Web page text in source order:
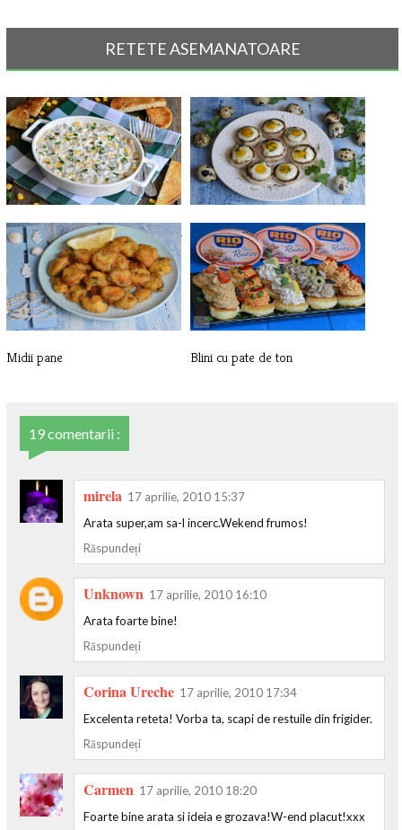
RETETE ASEMANATOARE
Salata cu piept de pui, porumb si
m[...]
Ciuperci umplute cu oua de
prepelit[...]
Midii pane Blini cu pate de ton
19 comentarii :
mirela 17 aprilie, 2010 15:37
Arata super,am sa-l incerc.Wekend frumos!
Răspundeți
Unknown 17 aprilie, 2010 16:10
Arata foarte bine!
Răspundeți
Corina Ureche 17 aprilie, 2010 17:34
Excelenta reteta! Vorba ta, scapi de restuile din frigider.
Răspundeți
Carmen 17 aprilie, 2010 18:20
Foarte bine arata si ideia e grozava!W-end placut!xxx